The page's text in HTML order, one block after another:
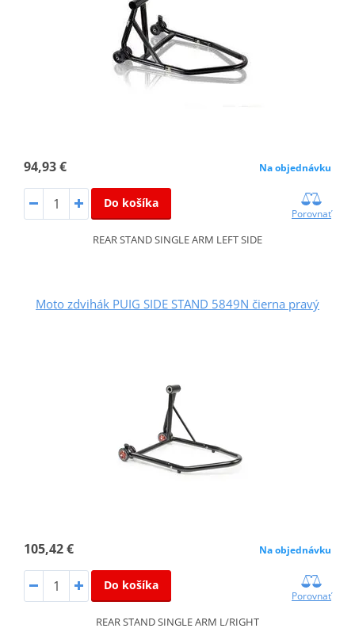
94,93 € Na objednávku
Do košíka
Porovnať
REAR STAND SINGLE ARM LEFT SIDE
Moto zdvihák PUIG SIDE STAND 5849N čierna pravý
105,42 € Na objednávku
Do košíka
Porovnať
REAR STAND SINGLE ARM L/RIGHT